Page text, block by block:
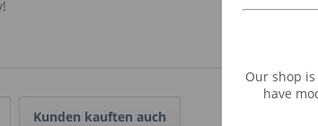
Kunden kauften auch
Our shop
have